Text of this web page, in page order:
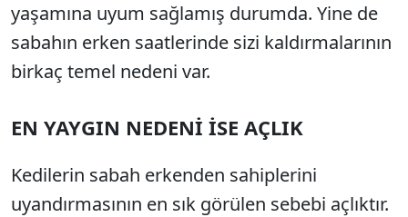
yaşamına uyum sağlamış durumda. Yine de
sabahın erken saatlerinde sizi kaldırmalarının
birkaç temel nedeni var.
EN YAYGIN NEDENİ İSE AÇLIK
Kedilerin sabah erkenden sahiplerini
uyandırmasının en sık görülen sebebi açlıktır.